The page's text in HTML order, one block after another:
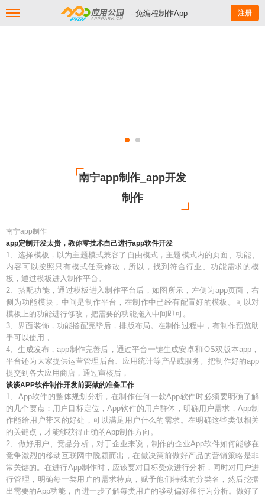
--免编程制作App 注册
南宁app制作_app开发
制作
南宁app制作
app定制开发太贵，教你零技术自己进行app软件开发
1、选择模板，以为主题模式兼容了自由模式，主题模式内的页面、功能、
内容可以按照只有模式任意修改，所以，找到符合行业、功能需求的模
板，通过模板进入制作平台。
2、搭配功能，通过模板进入制作平台后，如图所示，左侧为app页面，右
侧为功能模块，中间是制作平台，在制作中已经有配置好的模板。可以对
模板上的功能进行修改，把需要的功能拖入中间即可。
3、界面装饰，功能搭配完毕后，排版布局。在制作过程中，有制作预览助
手可以使用，
4、生成发布，app制作完善后，通过平台一键生成安卓和iOS双版本app，
平台还为大家提供运营管理后台、应用统计等产品或服务。把制作好的app
提交到各大应用商店，通过审核后，
谈谈APP软件制作开发前要做的准备工作
1、App软件的整体规划分析，在制作任何一款App软件时必须要明确了解
的几个要点：用户目标定位，App软件的用户群体，明确用户需求，App制
作能给用户带来的好处，可以满足用户什么的需求。在明确这些类似相关
的关键点，才能够获得正确的App制作方向。
2、做好用户、竞品分析，对于企业来说，制作的企业App软件如何能够在
竞争激烈的移动互联网中脱颖而出，在做决策前做好产品的营销策略是非
常关键的。在进行App制作时，应该要对目标受众进行分析，同时对用户进
行管理，明确每一类用户的需求特点，赋予他们特殊的分类名，然后挖据
出需要的App功能，再进一步了解每类用户的移动偏好和行为分析。做好了